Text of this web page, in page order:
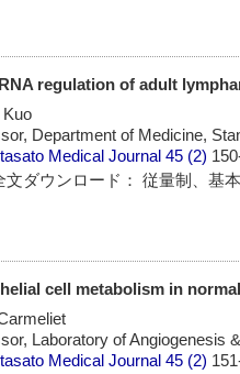
regulation of adult
Department of Medicine,
Medical Journal 45 (2)
文ダウンロード： 従量制、基
cell metabolism in
Laboratory of Angiogenesis
Medical Journal 45 (2)